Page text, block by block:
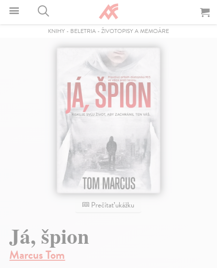
KNIHY - BELETRIA - ŽIVOTOPISY A MEMOÁRE
Prečítať ukážku
Já, špion
Marcus Tom